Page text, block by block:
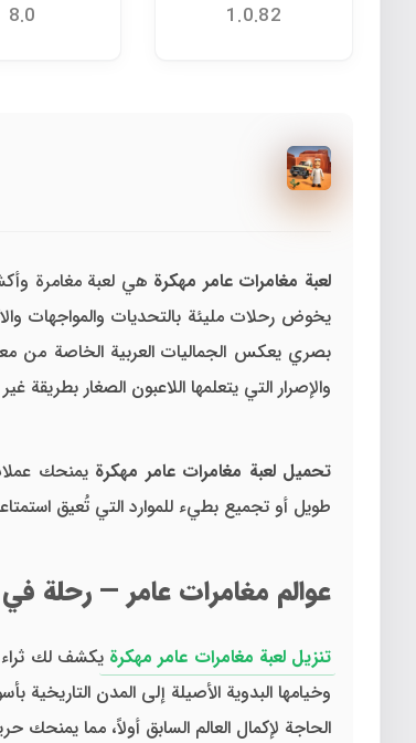
1.0.82
8.0
لعبة مغامرات عامر مهكرة هي لعبة مغامرة
يخوض رحلات مليئة بالتحديات والمواجهات
بصري يعكس الجماليات العربية الخاصة من
والإصرار التي يتعلمها اللاعبون الصغار بطريقة
تحميل لعبة مغامرات عامر مهكرة يمنحك
طويل أو تجميع بطيء للموارد التي تُعيق
عوالم مغامرات عامر — رحلة
تنزيل لعبة مغامرات عامر مهكرة يكشف لك ثراء
وخيامها البدوية الأصيلة إلى المدن التاريخية
الحاجة لإكمال العالم السابق أولاً، مما